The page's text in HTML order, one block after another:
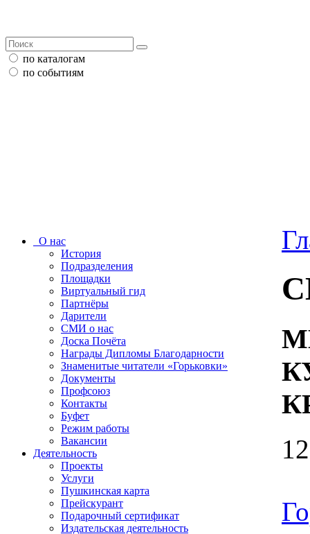
по каталогам
по событиям
О нас
История
Подразделения
Площадки
Виртуальный гид
Партнёры
Дарители
СМИ о нас
Доска Почёта
Награды Дипломы Благодарности
Знаменитые читатели «Горьковки»
Документы
Профсоюз
Контакты
Буфет
Режим работы
Вакансии
Деятельность
Проекты
Услуги
Пушкинская карта
Прейскурант
Подарочный сертификат
Издательская деятельность